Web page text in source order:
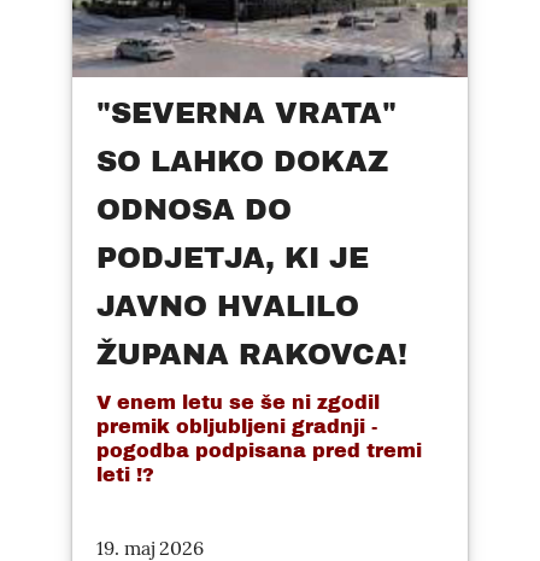
"SEVERNA VRATA"
SO LAHKO DOKAZ
ODNOSA DO
PODJETJA, KI JE
JAVNO HVALILO
ŽUPANA RAKOVCA!
V enem letu se še ni zgodil
premik obljubljeni gradnji -
pogodba podpisana pred tremi
leti !?
19. maj 2026